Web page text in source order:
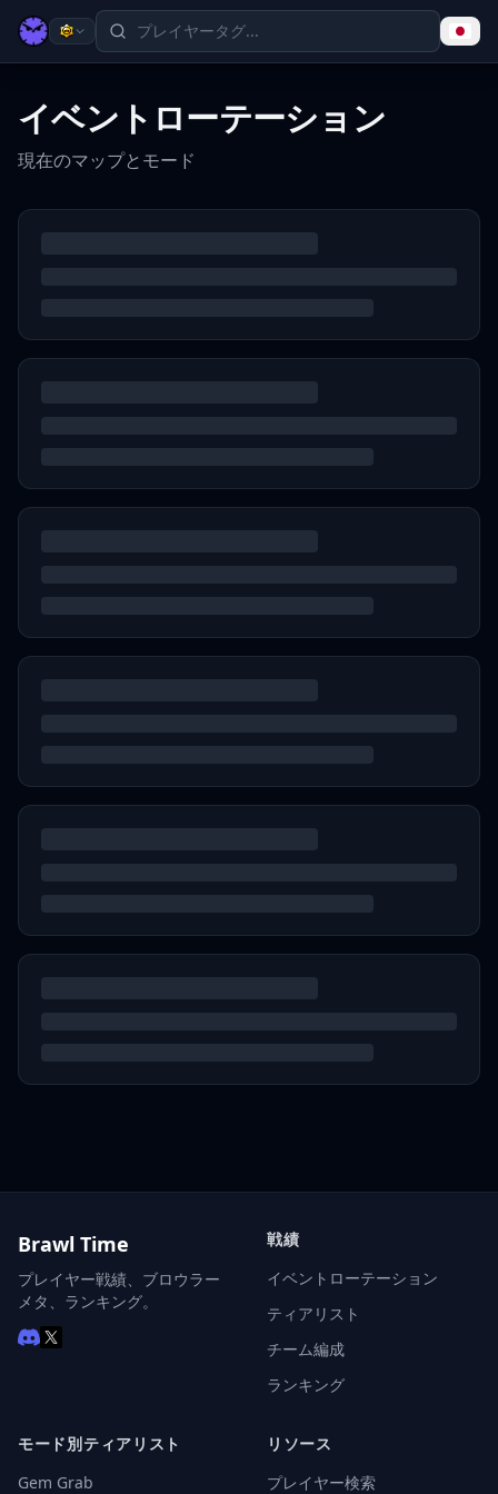
イベントローテーション
現在のマップとモード
Brawl Time
プレイヤー戦績、ブロウラー
メタ、ランキング。
戦績
イベントローテーション
ティアリスト
チーム編成
ランキング
モード別ティアリスト
Gem Grab
リソース
プレイヤー検索